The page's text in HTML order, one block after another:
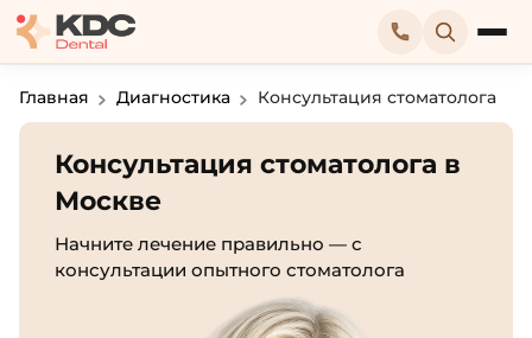
Главная Диагностика Консультация стоматолога
Консультация стоматолога в
Москве
Начните лечение правильно — с
консультации опытного стоматолога